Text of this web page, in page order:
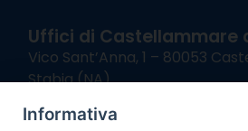
Uffici di Castellammare
Vico Sant’Anna, 1 – 80053
Stabia (NA)
Giorni ed Orari Apertura
Informativa